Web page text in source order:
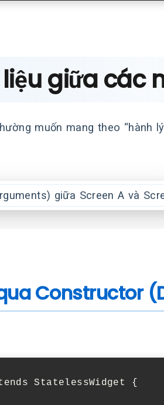
liệu giữa các
muốn mang theo “hành
Constructor
StatelessWidget
{